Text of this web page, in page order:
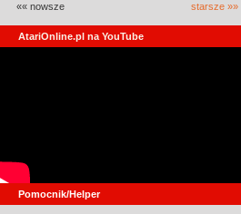
«« nowsze starsze »»
AtariOnline.pl na YouTube
Pomocnik/Helper